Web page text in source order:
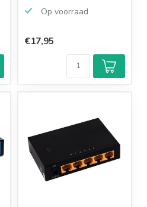
Op voorraad
€17,95